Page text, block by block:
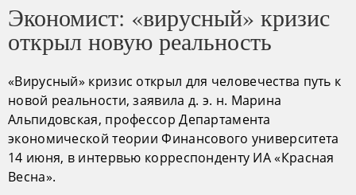
Экономист: «вирусный» кризис
открыл новую реальность
«Вирусный» кризис открыл для человечества путь к
новой реальности, заявила д. э. н. Марина
Альпидовская, профессор Департамента
экономической теории Финансового университета
14 июня, в интервью корреспонденту ИА «Красная
Весна».